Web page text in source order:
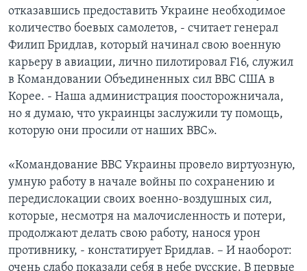
отказавшись предоставить Украине необходимое
количество боевых самолетов, - считает генерал
Филип Бридлав, который начинал свою военную
карьеру в авиации, лично пилотировал F16, служил
в Командовании Объединенных сил ВВС США в
Корее. - Наша администрация поосторожничала,
но я думаю, что украинцы заслужили ту помощь,
которую они просили от наших ВВС».
«Командование ВВС Украины провело виртуозную,
умную работу в начале войны по сохранению и
передислокации своих военно-воздушных сил,
которые, несмотря на малочисленность и потери,
продолжают делать свою работу, нанося урон
противнику, - констатирует Бридлав. – И наоборот:
очень слабо показали себя в небе русские. В первые